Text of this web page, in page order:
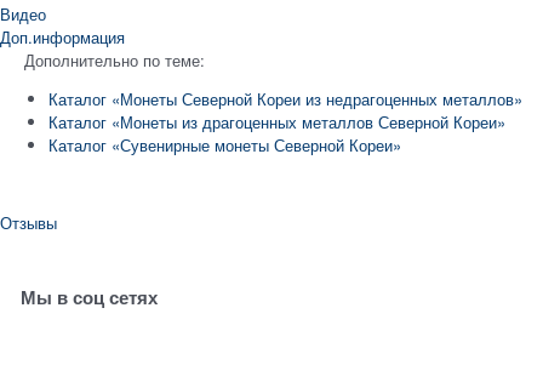
Видео
Доп.информация
Дополнительно по теме:
Каталог «Монеты Северной Кореи из недрагоценных металлов»
Каталог «Монеты из драгоценных металлов Северной Кореи»
Каталог «Сувенирные монеты Северной Кореи»
Отзывы
Мы в соц сетях